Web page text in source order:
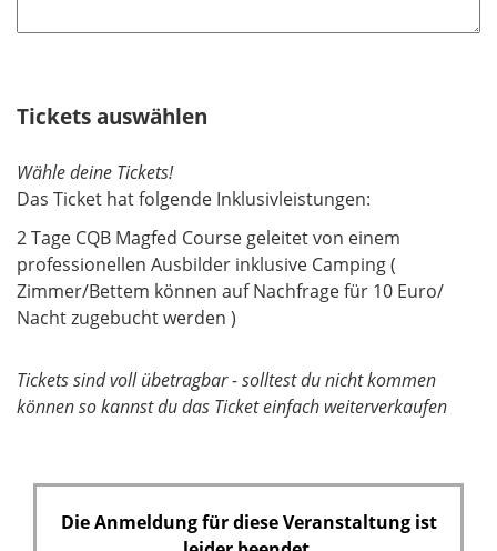
Tickets auswählen
Wähle deine Tickets!
Das Ticket hat folgende Inklusivleistungen:
2 Tage CQB Magfed Course geleitet von einem
professionellen Ausbilder inklusive Camping (
Zimmer/Bettem können auf Nachfrage für 10 Euro/
Nacht zugebucht werden )
Tickets sind voll übetragbar - solltest du nicht kommen
können so kannst du das Ticket einfach weiterverkaufen
Die Anmeldung für diese Veranstaltung ist